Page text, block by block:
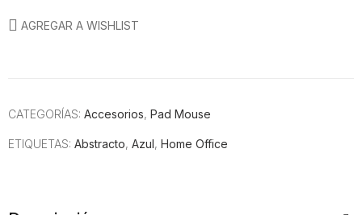
AGREGAR A WISHLIST
CATEGORÍAS: Accesorios, Pad Mouse
ETIQUETAS: Abstracto, Azul, Home Office